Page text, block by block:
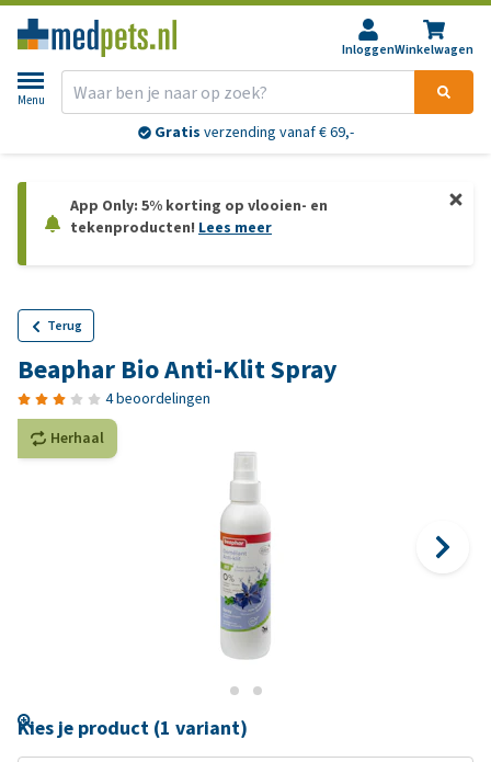
InloggenWinkelwagen
Menu
Gratis verzending vanaf € 69,-
App Only: 5% korting op vlooien- en
tekenproducten! Lees meer
Terug
Beaphar Bio Anti-Klit Spray
4 beoordelingen
Herhaal
Kies je product (1 variant)